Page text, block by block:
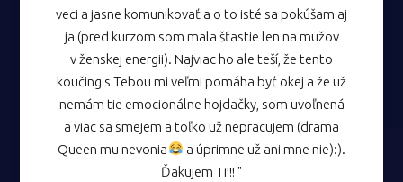
veci a jasne komunikovať a o to isté sa pokúšam aj
ja (pred kurzom som mala šťastie len na mužov
v ženskej energii). Najviac ho ale teší, že tento
koučing s Tebou mi veľmi pomáha byť okej a že už
nemám tie emocionálne hojdačky, som uvoľnená
a viac sa smejem a toľko už nepracujem (drama
Queen mu nevonia
a úprimne už ani mne nie):).
Ďakujem Ti!!! "